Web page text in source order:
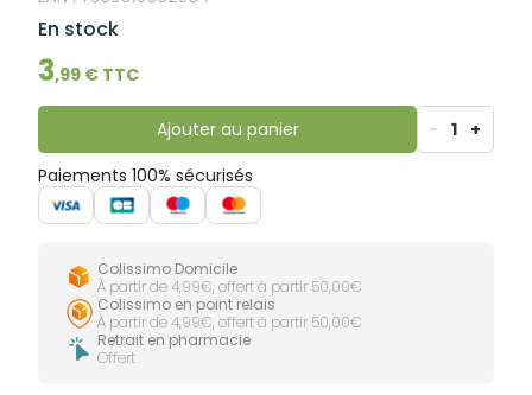
bucco-
dentaire
En stock
3,99 € TTC
Ajouter au panier - 1 +
Paiements 100% sécurisés
Colissimo Domicile
À partir de 4,99€, offert à partir 50,00€
Colissimo en point relais
À partir de 4,99€, offert à partir 50,00€
Retrait en pharmacie
Offert